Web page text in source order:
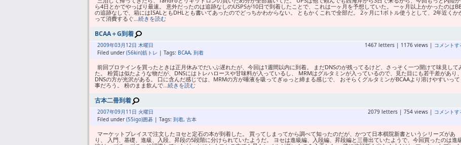
ら4日とかでやっぱり最速。 意外だったのは追跡なしのUSPSが10日で到着したことで、これは一ヶ月を予想していた。 一ヶ月以上かかったのは
の追跡なしで、箱にはISALともDHLとも書いてあったのでどっちかわからない。 ともかくこれで全部だ。 2ヶ月に1ボトル使うとして、2年近くか
って消費するぐ…続きを読む
BCAA＋G到着
2009年03月 12日 木曜日
Filed under (56kin)筋トレ | Tags: BCAA, 到着
1467 letters | 1176 views | コメントす
前回プロテインを買ったときは正月休みでだいぶ遅れたが、今回は1週間以内に到着。 まだDNSのが残ってるけど、さっそく一つ開けて味見して
た。 粉質は似たような物だが、DNSにはトレハロースや甘味料が入っているし、 MRMはグルタミンが入っているので、見た目にも若干差があり、
DNSの方が光沢がある。 口に含んだ感じでは、MRMの方が唾液を吸ってぎゅっと締まる感じで、 おそらくグルタミンがBCAAより溶けやすいって
事だろう。 粉のまま飲んで…続きを読む
古本二冊到着
2007年09月 11日 火曜日
Filed under (55igo)囲碁 | Tags: 到着, 古本
2079 letters | 754 views | コメントす
マーケットプレイスで注文したヨセと定石の本が到着した。 買ってしまってから調べて知ったのだが、かつて日本棋院新書というシリーズがあ
り、 入門、基礎、進級、入段、昇段の5段階に分けられていたようだ。 ヨセは進級編、入段編、昇段編と三冊出ていたようで、今回買ったのは進